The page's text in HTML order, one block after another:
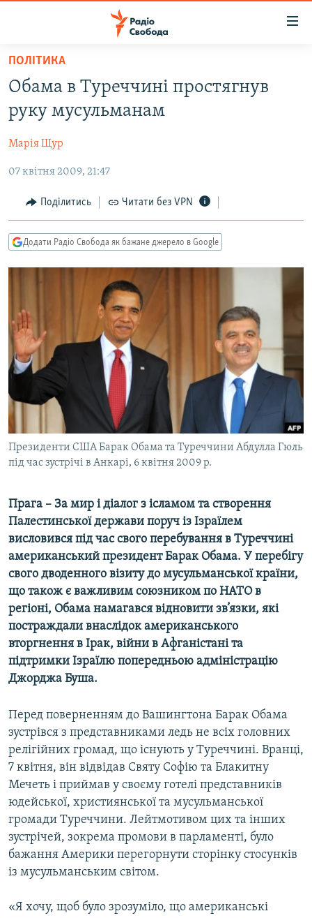
Перейти
основного
матеріалу
Перейти
до
навігації
Перейти
пошуку
РАДІО СВОБОДА – 70 РОКІВ
СТАТТІ
ПОЛІТИКА
ЕКОНОМІКА
СУСПІЛЬСТВО
СПОРТ
ВІЙНА
РОСІЙСЬКА «ФІЛЬТРАЦІЯ»
ДОНБАС.РЕАЛІЇ
КРИМ.РЕАЛІЇ
ТИ ЯК?
КИТАЙ.ВИКЛИКИ
МУЛЬТИМЕДІА
ФОТО
СПЕЦПРОЄКТИ
ПОДКАСТИ
РУС
КТАТ
ДОЛУЧАЙСЯ!
Усі сайти RFE/RL
ПОЛІТИКА
Обама в Туреччині простягнув
руку мусульманам
Марія Щур
07 квітня 2009, 21:47
Поділитись Читати без VPN
Додати Радіо Свобода як бажане джерело в Google
Президенти США Барак Обама та Туреччини Абдулла Гюль
під час зустрічі в Анкарі, 6 квітня 2009 р.
Прага – За мир і діалог з ісламом та створення
Палестинської держави поруч із Ізраїлем
висловився під час свого перебування в Туреччині
американський президент Барак Обама. У перебігу
свого дводенного візиту до мусульманської країни,
що також є важливим союзником по НАТО в
регіоні, Обама намагався відновити зв’язки, які
постраждали внаслідок американського
вторгнення в Ірак, війни в Афганістані та
підтримки Ізраїлю попередньою адміністрацію
Джорджа Буша.
Перед поверненням до Вашингтона Барак Обама
зустрівся з представниками ледь не всіх головних
релігійних громад, що існують у Туреччині. Вранці,
7 квітня, він відвідав Святу Софію та Блакитну
Мечеть і приймав у своєму готелі представників
юдейської, християнської та мусульманської
громади Туреччини. Лейтмотивом цих та інших
зустрічей, зокрема промови в парламенті, було
бажання Америки перегорнути сторінку стосунків
із мусульманським світом.
«Я хочу, щоб було зрозуміло, що американські